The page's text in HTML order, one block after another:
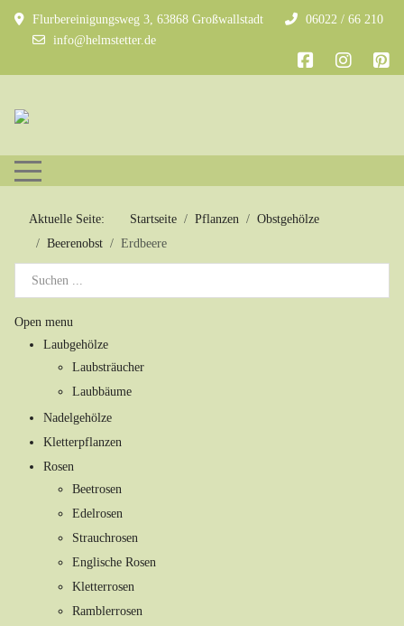
Flurbereinigungsweg 3, 63868 Großwallstadt
06022 / 66 210
info@helmstetter.de
Mobile Menu Toggle
Aktuelle Seite: Startseite Pflanzen
Obstgehölze
Beerenobst
Erdbeere
Open menu
Laubgehölze
Laubsträucher
Laubbäume
Nadelgehölze
Kletterpflanzen
Rosen
Beetrosen
Edelrosen
Strauchrosen
Englische Rosen
Kletterrosen
Ramblerrosen